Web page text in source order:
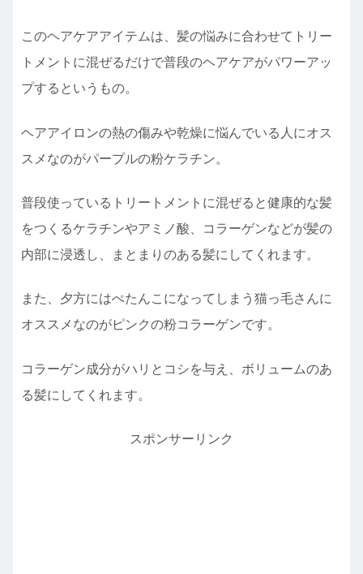
このヘアケアアイテムは、髪の悩みに合わせてトリー
トメントに混ぜるだけで普段のヘアケアがパワーアッ
プするというもの。
ヘアアイロンの熱の傷みや乾燥に悩んでいる人にオス
スメなのがパープルの粉ケラチン。
普段使っているトリートメントに混ぜると健康的な髪
をつくるケラチンやアミノ酸、コラーゲンなどが髪の
内部に浸透し、まとまりのある髪にしてくれます。
また、夕方にはぺたんこになってしまう猫っ毛さんに
オススメなのがピンクの粉コラーゲンです。
コラーゲン成分がハリとコシを与え、ボリュームのあ
る髪にしてくれます。
スポンサーリンク